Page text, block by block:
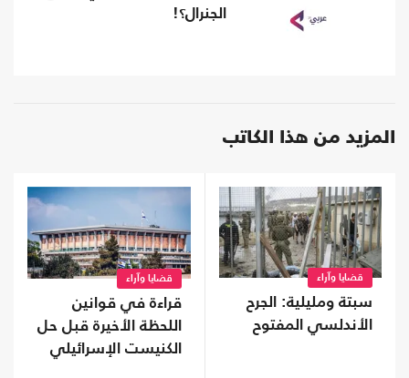
الجنرال؟!
المزيد من هذا الكاتب
قضايا وآراء
سبتة ومليلية: الجرح
الأندلسي المفتوح
قضايا وآراء
قراءة في قوانين
اللحظة الأخيرة قبل حل
الكنيست الإسرائيلي